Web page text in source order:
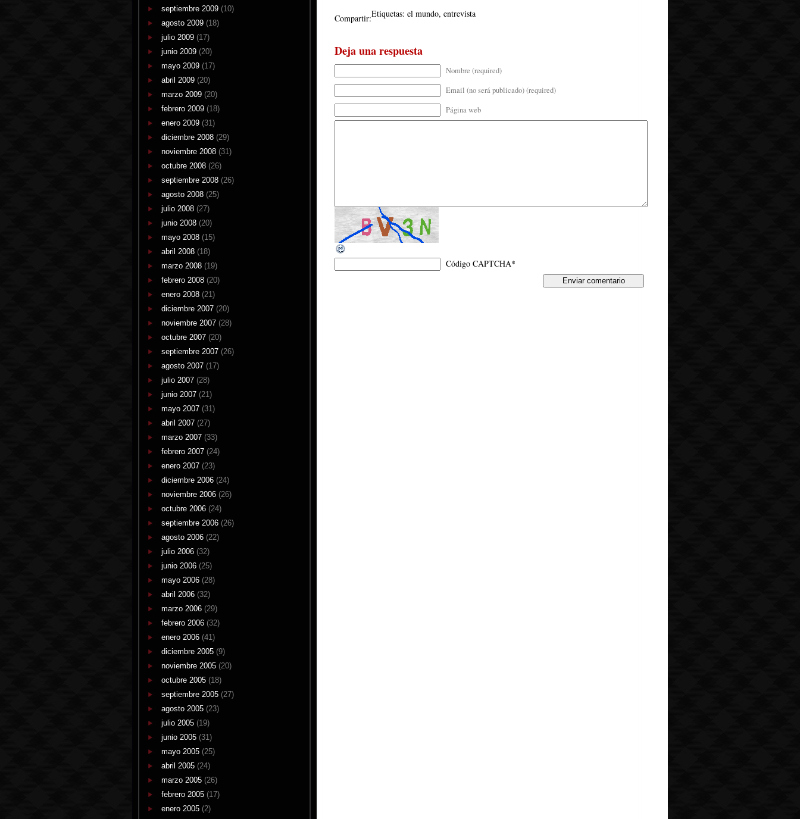
septiembre 2009 (10)
agosto 2009 (18)
julio 2009 (17)
junio 2009 (20)
mayo 2009 (17)
abril 2009 (20)
marzo 2009 (20)
febrero 2009 (18)
enero 2009 (31)
diciembre 2008 (29)
noviembre 2008 (31)
octubre 2008 (26)
septiembre 2008 (26)
agosto 2008 (25)
julio 2008 (27)
junio 2008 (20)
mayo 2008 (15)
abril 2008 (18)
marzo 2008 (19)
febrero 2008 (20)
enero 2008 (21)
diciembre 2007 (20)
noviembre 2007 (28)
octubre 2007 (20)
septiembre 2007 (26)
agosto 2007 (17)
julio 2007 (28)
junio 2007 (21)
mayo 2007 (31)
abril 2007 (27)
marzo 2007 (33)
febrero 2007 (24)
enero 2007 (23)
diciembre 2006 (24)
noviembre 2006 (26)
octubre 2006 (24)
septiembre 2006 (26)
agosto 2006 (22)
julio 2006 (32)
junio 2006 (25)
mayo 2006 (28)
abril 2006 (32)
marzo 2006 (29)
febrero 2006 (32)
enero 2006 (41)
diciembre 2005 (9)
noviembre 2005 (20)
octubre 2005 (18)
septiembre 2005 (27)
agosto 2005 (23)
julio 2005 (19)
junio 2005 (31)
mayo 2005 (25)
abril 2005 (24)
marzo 2005 (26)
febrero 2005 (17)
enero 2005 (2)
Compartir:Etiquetas: el mundo, entrevista
Deja una respuesta
Nombre (required)
Email (no será publicado) (required)
Página web
Código CAPTCHA*